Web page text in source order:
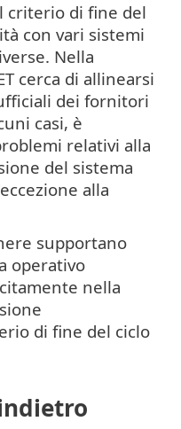
criterio di fine del
con vari sistemi
Nella
cerca di allinearsi
dei fornitori
casi, è
relativi alla
del sistema
alla
supportano
operativo
nella
di fine del ciclo